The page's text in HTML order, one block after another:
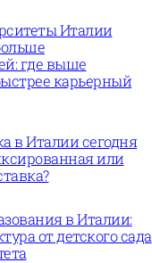
Италии
где выше
карьерный
в Италии сегодня
или
в Италии:
от детского сада